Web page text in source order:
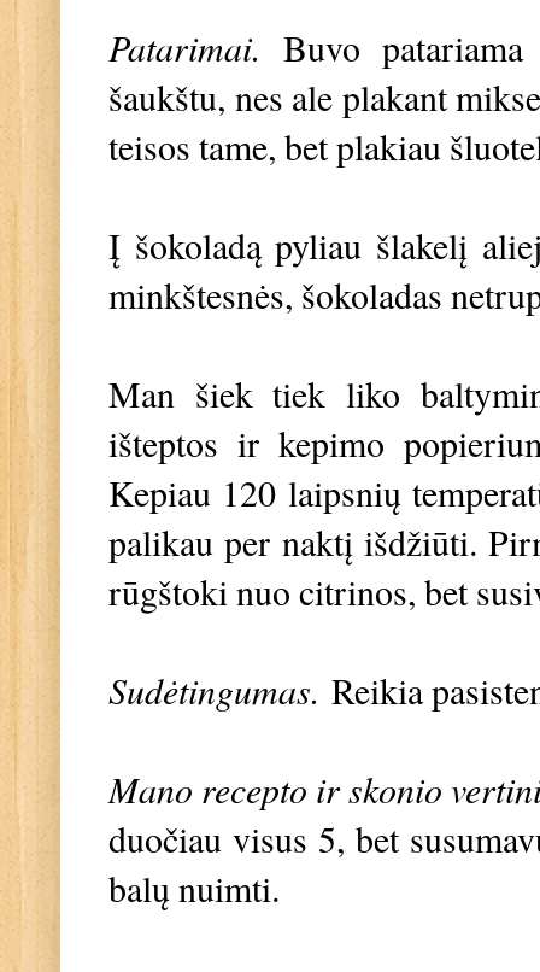
Patarimai. Buvo
šaukštu, nes ale plakant
teisos tame, bet plakiau
Į šokoladą pyliau šlakelį
minkštesnės, šokoladas
Man šiek tiek liko
išteptos ir kepimo
Kepiau 120 laipsnių
palikau per naktį išdžiūti.
rūgštoki nuo citrinos, bet
Sudėtingumas. Reikia
Mano recepto ir skonio
duočiau visus 5, bet
balų nuimti.